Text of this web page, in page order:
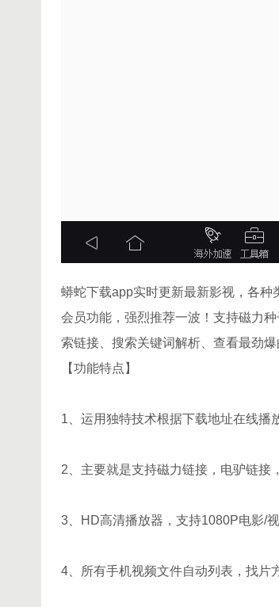
蟒蛇下载app实时更新最新影视，各
会员功能，强烈推荐一波！支持磁力
索链接、搜索关键词解析、查看最劲爆
【功能特点】
1、运用独特技术根据下载地址在线播
2、主要就是支持磁力链接，电驴链接
3、HD高清播放器，支持1080P电影/
4、所有手机视频文件自动列表，找片